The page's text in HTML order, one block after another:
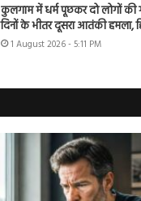
कुलगाम में धर्म पूछकर दो लोगों की
दिनों के भीतर दूसरा आतंकी हमला,
1 August 2026 - 5:11 PM